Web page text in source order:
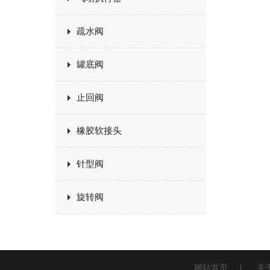
疏水阀
罐底阀
止回阀
橡胶软接头
针型阀
旋转阀
网站首页 | 关